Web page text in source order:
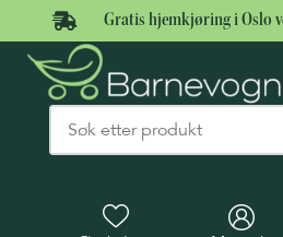
 Gratis hjemkjøring i Oslo